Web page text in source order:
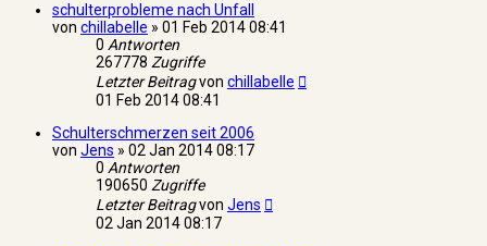
schulterprobleme nach Unfall
von chillabelle » 01 Feb 2014 08:41
0 Antworten
267778 Zugriffe
Letzter Beitragvon chillabelle
01 Feb 2014 08:41
Schulterschmerzen seit 2006
von Jens » 02 Jan 2014 08:17
0 Antworten
190650 Zugriffe
Letzter Beitragvon Jens
02 Jan 2014 08:17